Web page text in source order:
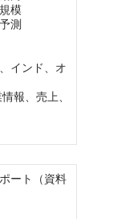
模
測
インド、オ
報、売上、
ート（資料